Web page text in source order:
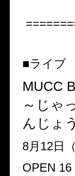
■ライブ
MUCC
～じゃ
んじょ
8月 12日
OPEN 16